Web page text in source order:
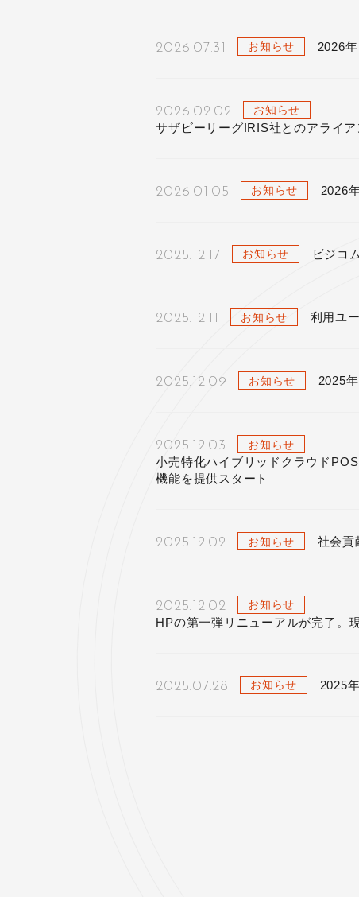
2026.07.31 お知らせ 2026
2026.02.02 お知らせ
サザビーリーグIRIS社とのアライ
2026.01.05 お知らせ 2026
2025.12.17 お知らせ ビジコ
2025.12.11 お知らせ 利用ユ
2025.12.09 お知らせ 2025
2025.12.03 お知らせ
小売特化ハイブリッドクラウド
機能を提供スタート
2025.12.02 お知らせ 社会貢
2025.12.02 お知らせ
HPの第一弾リニューアルが完了。
2025.07.28 お知らせ 2025